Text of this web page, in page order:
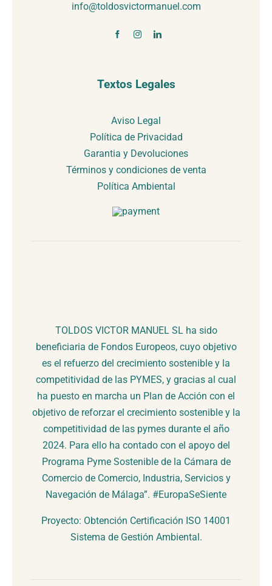
Textos Legales
Aviso Legal
Política de Privacidad
Garantia y Devoluciones
Términos y condiciones de venta
Política Ambiental
info@toldosvictormanuel.com
TOLDOS VICTOR MANUEL SL ha sido
beneficiaria de Fondos Europeos, cuyo objetivo
es el refuerzo del crecimiento sostenible y la
competitividad de las PYMES, y gracias al cual
ha puesto en marcha un Plan de Acción con el
objetivo de reforzar el crecimiento sostenible y la
competitividad de las pymes durante el año
2024. Para ello ha contado con el apoyo del
Programa Pyme Sostenible de la Cámara de
Comercio de Comercio, Industria, Servicios y
Navegación de Málaga”. #EuropaSeSiente
Proyecto: Obtención Certificación ISO 14001
Sistema de Gestión Ambiental.